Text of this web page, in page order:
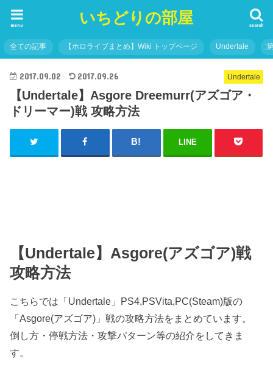
いちどりの部屋 search
menu
全ての記事 【ホロライブまとめ】Wiki トップページ Undertale
Undertale
2017.09.02 2017.09.26
【Undertale】Asgore Dreemurr(アズゴア・
ドリーマー)戦 攻略方法
LINE
【Undertale】Asgore(アズゴア)戦
攻略方法
こちらでは「Undertale」PS4,PSVita,PC(Steam)版の
「Asgore(アズゴア)」戦の攻略方法をまとめています。
倒し方・停戦方法・攻撃パターン等の紹介をしてきま
す。